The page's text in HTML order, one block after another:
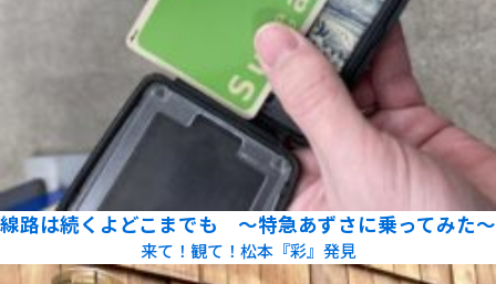
線路は続くよどこまでも ～特急あずさに乗ってみた～
来て！観て！松本『彩』発見